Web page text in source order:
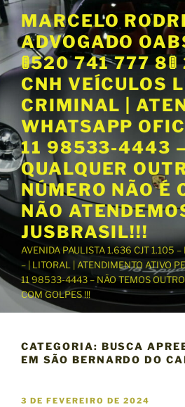
P
u
a
r
r
a
o
c
o
n
t
ú
d
MARCELO
ADVOGADO
🚦520 741 777
CNH VEÍCULOS
CRIMINAL |
WHATSAPP
11 98533-4443 –
QUALQUER
NÚMERO NÃO É
NÃO
JUSBRASIL!!!
AVENIDA PAULISTA 1.636 CJT 1.105
– | LITORAL | ATENDIMENTO ATIVO
11 98533-4443 – NÃO TEMOS
COM GOLPES !!!
CATEGORIA: BUSCA
EM SÃO BERNARDO DO
P
3 DE FEVEREIRO DE 2024